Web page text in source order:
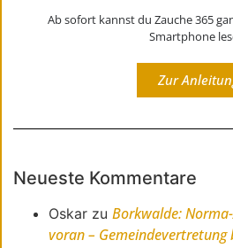
Ab sofort kannst du Zauche 365
Smartphone
Zur
Neueste Kommentare
Oskar zu Borkwalde:
voran – Gemeindevertretung